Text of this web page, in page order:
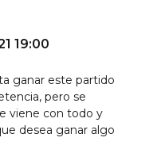
19:00
ganar este partido
pero se
viene con todo y
desea ganar algo